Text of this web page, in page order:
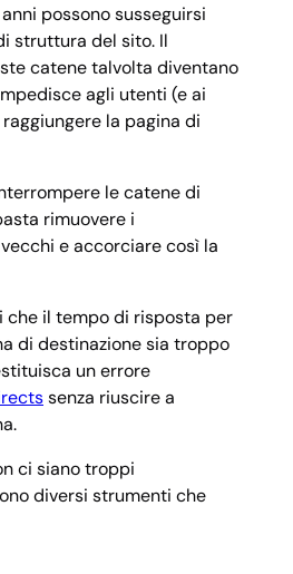
possono susseguirsi
struttura del sito. Il
catene talvolta diventano
agli utenti (e ai
la pagina di
le catene di
rimuovere i
e accorciare così la
che il tempo di risposta per
di destinazione sia troppo
un errore
senza riuscire a
ci siano troppi
diversi strumenti che